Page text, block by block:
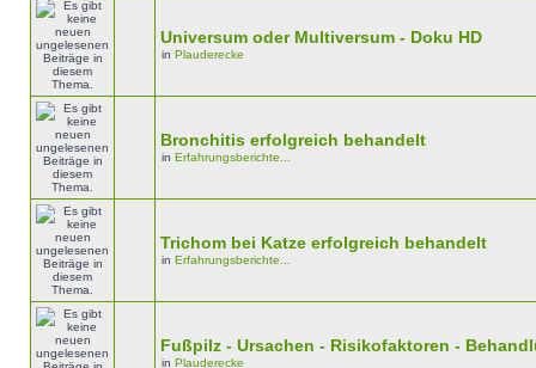
Universum oder Multiversum - Doku HD
in Plauderecke
Bronchitis erfolgreich behandelt
in Erfahrungsberichte...
Trichom bei Katze erfolgreich behandelt
in Erfahrungsberichte...
Fußpilz - Ursachen - Risikofaktoren -
in Plauderecke